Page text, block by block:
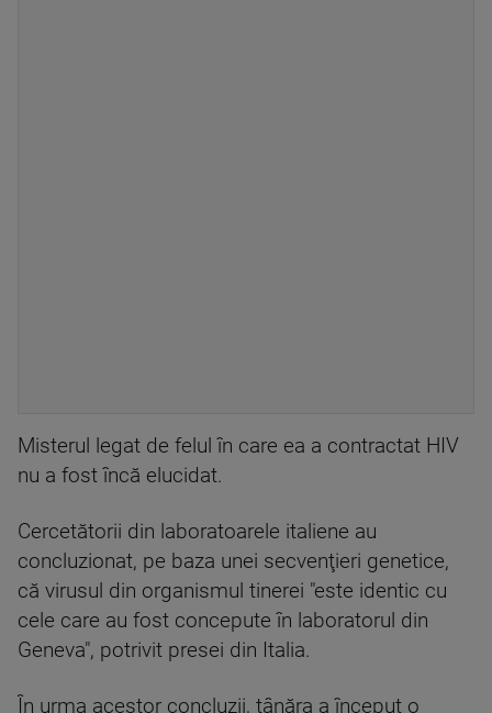
Misterul legat de felul în care ea a contractat HIV
nu a fost încă elucidat.
Cercetătorii din laboratoarele italiene au
concluzionat, pe baza unei secvenţieri genetice,
că virusul din organismul tinerei "este identic cu
cele care au fost concepute în laboratorul din
Geneva", potrivit presei din Italia.
În urma acestor concluzii, tânăra a început o